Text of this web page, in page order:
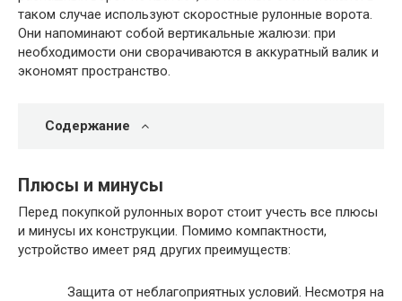
таком случае используют скоростные рулонные ворота.
Они напоминают собой вертикальные жалюзи: при
необходимости они сворачиваются в аккуратный валик и
экономят пространство.
Содержание
Плюсы и минусы
Перед покупкой рулонных ворот стоит учесть все плюсы
и минусы их конструкции. Помимо компактности,
устройство имеет ряд других преимуществ:
Защита от неблагоприятных условий. Несмотря на